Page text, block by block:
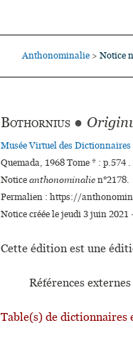
Anthonominalie > Notice
Bothornius ●
Musée Virtuel des
Quemada, 1968 Tome * : p.574 .
Noticeanthonominalien°2178.
Permalien : https://
Notice créée le jeudi 3 juin
Cette édition est une
Références externes
Table(s) de dictionnaires